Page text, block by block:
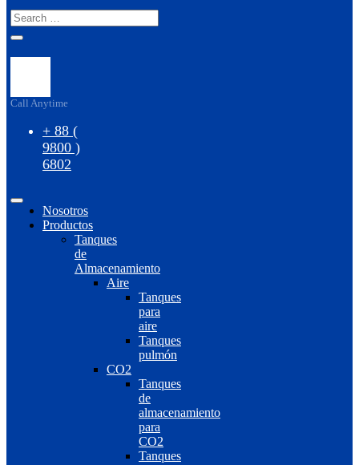
Call Anytime
+ 88 (
9800 )
6802
Nosotros
Productos
Tanques
de
Almacenamiento
Aire
Tanques
para
aire
Tanques
pulmón
CO2
Tanques
de
almacenamiento
para
CO2
Tanques